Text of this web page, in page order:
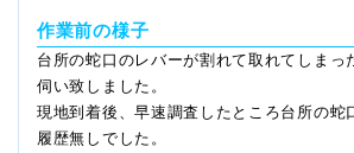
作業前の様子
台所の蛇口のレバーが割れて取れてしまっ
伺い致しました。
現地到着後、早速調査したところ台所の蛇
履歴無しでした。